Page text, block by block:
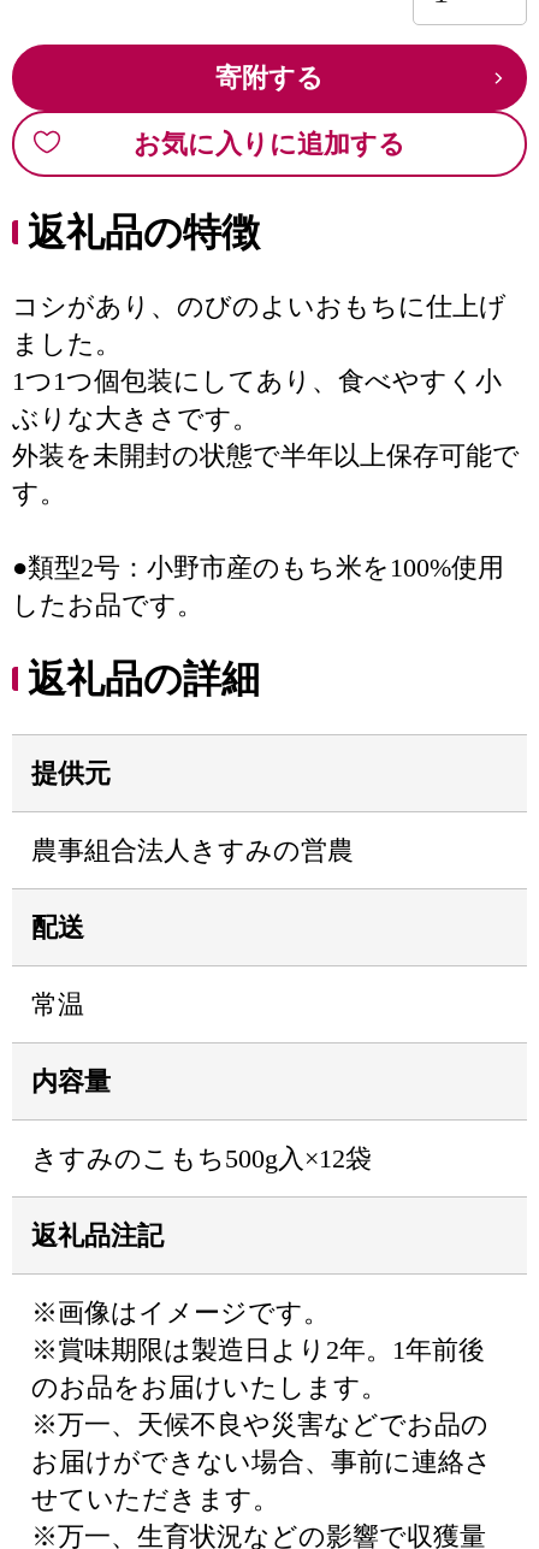
寄附する
お気に入りに追加する
返礼品の特徴
コシがあり、のびのよいおもちに仕上げ
ました。
1つ1つ個包装にしてあり、食べやすく小
ぶりな大きさです。
外装を未開封の状態で半年以上保存可能で
す。
●類型2号：小野市産のもち米を100%使用
したお品です。
返礼品の詳細
提供元
農事組合法人きすみの営農
配送
常温
内容量
きすみのこもち500g入×12袋
返礼品注記
※画像はイメージです。
※賞味期限は製造日より2年。1年前後
のお品をお届けいたします。
※万一、天候不良や災害などでお品の
お届けができない場合、事前に連絡さ
せていただきます。
※万一、生育状況などの影響で収獲量